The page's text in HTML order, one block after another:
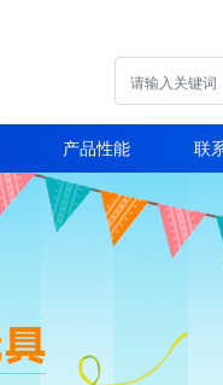
产品性能 联